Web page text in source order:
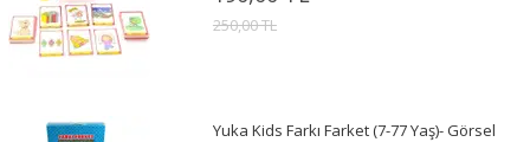
250,00 TL
Yuka Kids Farkı Farket (7-77 Yaş)- Görsel